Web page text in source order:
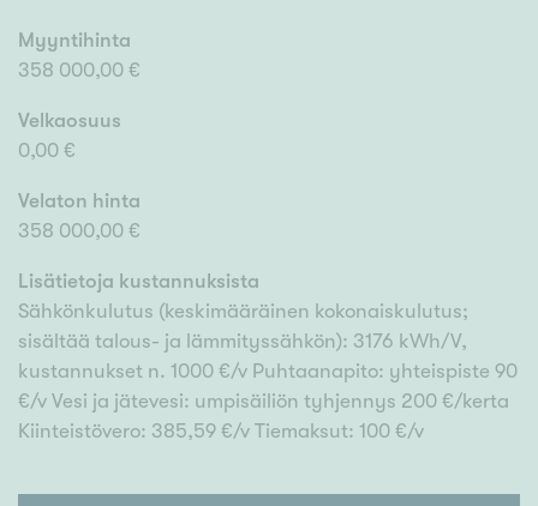
Myyntihinta
358 000,00 €
Velkaosuus
0,00 €
Velaton hinta
358 000,00 €
Lisätietoja kustannuksista
Sähkönkulutus (keskimääräinen kokonaiskulutus;
sisältää talous- ja lämmityssähkön): 3176 kWh/V,
kustannukset n. 1000 €/v Puhtaanapito: yhteispiste 90
€/v Vesi ja jätevesi: umpisäiliön tyhjennys 200 €/kerta
Kiinteistövero: 385,59 €/v Tiemaksut: 100 €/v